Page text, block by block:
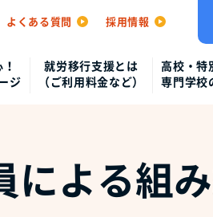
よくある質問 採用情報
ジ
就労移行支援とは
（ご利用料金など）
高校・特
専門学校
よる組み